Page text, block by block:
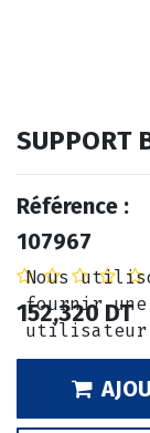
SUPPORT
Référence :
107967
152,320 DT
Nous
fournir une